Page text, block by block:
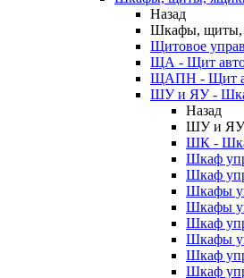
Назад
Шкафы, щиты,
Щитовое
ЩА - Щит
ЩАПН - Щит
ШУ и ЯУ -
Назад
ШУ и ЯУ
ШК -
Шкаф
Шкаф
Шкафы
Шкафы
Шкаф
Шкафы
Шкаф
Шкаф